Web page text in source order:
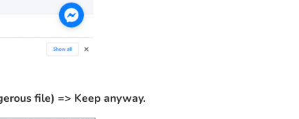
file) => Keep anyway.